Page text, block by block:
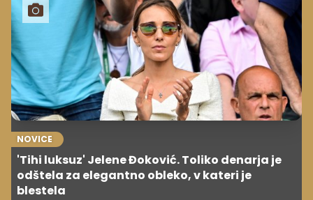
NOVICE
'Tihi luksuz' Jelene Đoković. Toliko denarja je
odštela za elegantno obleko, v kateri je
blestela